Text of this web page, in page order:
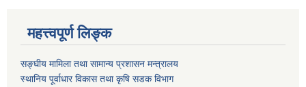
महत्त्वपूर्ण लिङ्क
सङ्घीय मामिला तथा सामान्य प्रशासन मन्त्रालय
स्थानिय पूर्वाधार विकास तथा कृषि सडक विभाग